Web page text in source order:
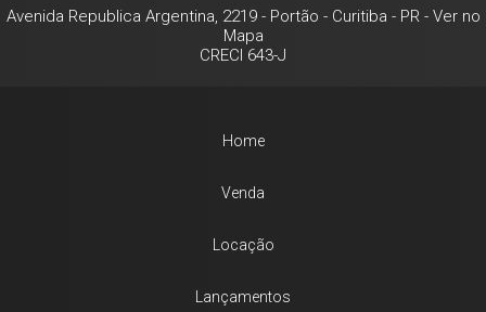
Avenida Republica Argentina, 2219- Portão - Curitiba - PR- Ver no
Mapa
CRECI 643-J
Home
Venda
Locação
Lançamentos